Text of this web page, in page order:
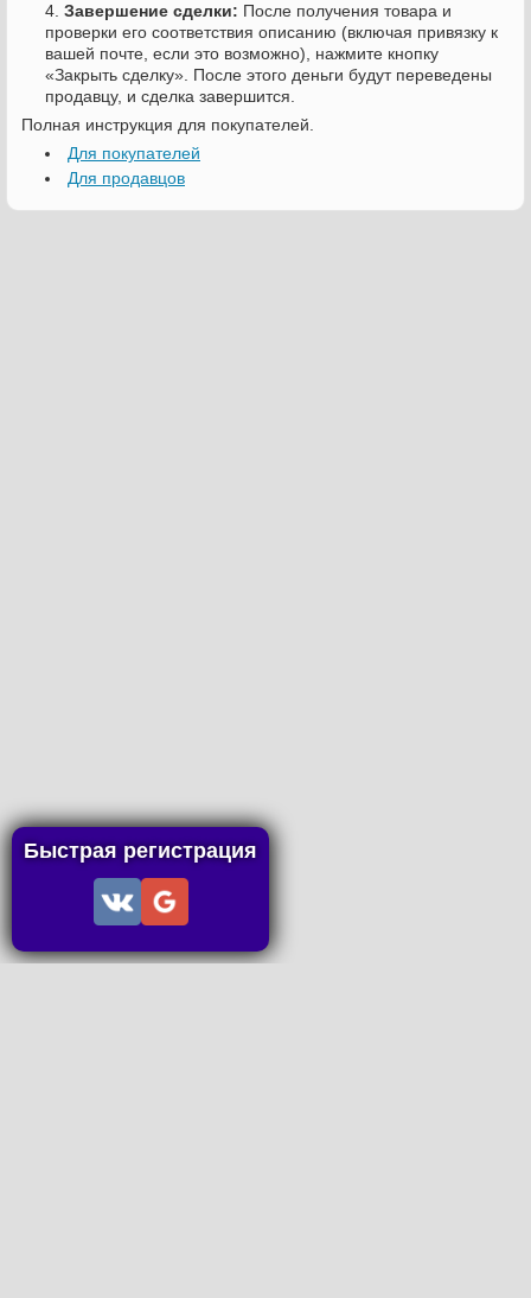
Завершение сделки: После получения товара и
проверки его соответствия описанию (включая привязку к
вашей почте, если это возможно), нажмите кнопку
«Закрыть сделку». После этого деньги будут переведены
продавцу, и сделка завершится.
Полная инструкция для покупателей.
Для покупателей
Для продавцов
Быстрая регистрация